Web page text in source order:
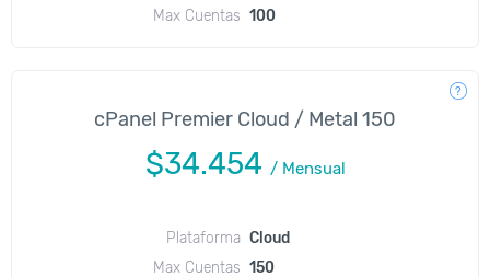
Max Cuentas 100
cPanel Premier Cloud / Metal 150
$34.454 / Mensual
Plataforma Cloud
Max Cuentas 150